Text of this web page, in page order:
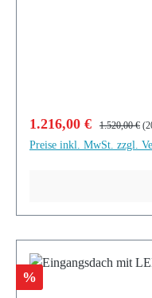
Verkaufspreis:
1.216,00 € Regulärer
1.520,00 €
Preise inkl. MwSt. zzgl.
Rabatt
%